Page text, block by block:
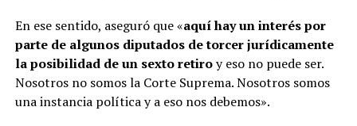
En ese sentido, aseguró que «aquí hay un interés por
parte de algunos diputados de torcer jurídicamente
la posibilidad de un sexto retiroy eso no puede ser.
Nosotros no somos la Corte Suprema. Nosotros somos
una instancia política y a eso nos debemos».